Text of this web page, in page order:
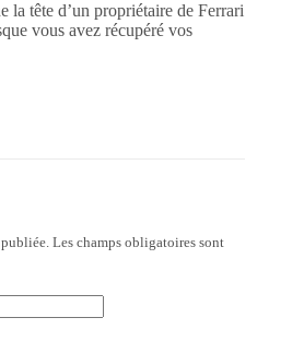
la tête d’un propriétaire de Ferrari
vous avez récupéré vos
publiée. Les champs obligatoires sont